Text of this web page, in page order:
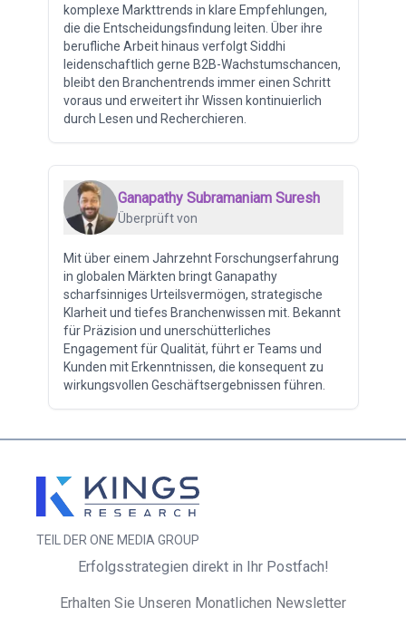
komplexe Markttrends in klare Empfehlungen,
die die Entscheidungsfindung leiten. Über ihre
berufliche Arbeit hinaus verfolgt Siddhi
leidenschaftlich gerne B2B-Wachstumschancen,
bleibt den Branchentrends immer einen Schritt
voraus und erweitert ihr Wissen kontinuierlich
durch Lesen und Recherchieren.
Ganapathy Subramaniam Suresh
Überprüft von
Mit über einem Jahrzehnt Forschungserfahrung
in globalen Märkten bringt Ganapathy
scharfsinniges Urteilsvermögen, strategische
Klarheit und tiefes Branchenwissen mit. Bekannt
für Präzision und unerschütterliches
Engagement für Qualität, führt er Teams und
Kunden mit Erkenntnissen, die konsequent zu
wirkungsvollen Geschäftsergebnissen führen.
TEIL DER ONE MEDIA GROUP
Erfolgsstrategien direkt in Ihr Postfach!
Erhalten Sie Unseren Monatlichen Newsletter